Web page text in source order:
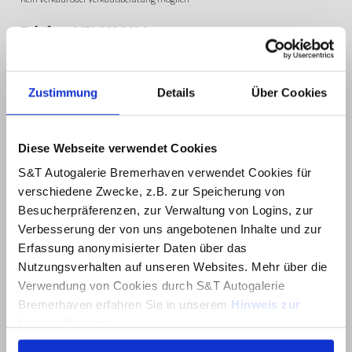
Zustimmung Details Über Cookies
Diese Webseite verwendet Cookies
S&T Autogalerie Bremerhaven verwendet Cookies für
verschiedene Zwecke, z.B. zur Speicherung von
Besucherpräferenzen, zur Verwaltung von Logins, zur
Verbesserung der von uns angebotenen Inhalte und zur
Erfassung anonymisierter Daten über das
Nutzungsverhalten auf unseren Websites. Mehr über die
Verwendung von Cookies durch S&T Autogalerie
Bremerhaven erfahren Sie in unserem Hinweis zur
Telefon:0471 308 340 0
Gesucht:
Kfz-Mechatroniker:in (m/w/d) »
Ausbildung zur/zum Kauffrau/-mann
(m/w/d) für Büromanagement »